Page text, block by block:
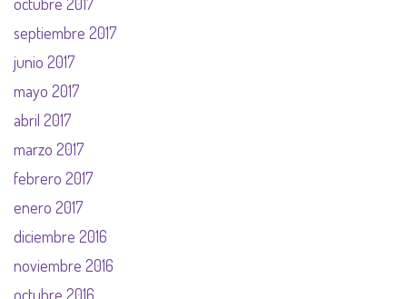
septiembre 2017
junio 2017
mayo 2017
abril 2017
marzo 2017
febrero 2017
enero 2017
diciembre 2016
noviembre 2016
octubre 2016